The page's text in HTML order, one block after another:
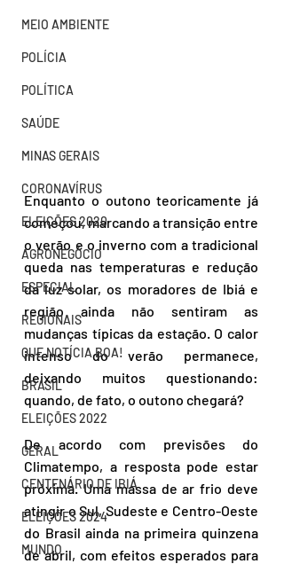
MEIO AMBIENTE
POLÍCIA
POLÍTICA
SAÚDE
MINAS GERAIS
CORONAVÍRUS
ELEIÇÕES 2020
AGRONEGÓCIO
ESPECIAL
REGIONAIS
QUE NOTÍCIA BOA!
BRASIL
ELEIÇÕES 2022
GERAL
CENTENÁRIO DE IBIÁ
ELEIÇÕES 2024
MUNDO
Enquanto o outono teoricamente já
começou, marcando a transição entre
o verão e o inverno com a tradicional
queda nas temperaturas e redução
da luz solar, os moradores de Ibiá e
região ainda não sentiram as
mudanças típicas da estação. O calor
intenso do verão permanece,
deixando muitos questionando:
quando, de fato, o outono chegará?
De acordo com previsões do
Climatempo, a resposta pode estar
próxima. Uma massa de ar frio deve
atingir o Sul, Sudeste e Centro-Oeste
do Brasil ainda na primeira quinzena
de abril, com efeitos esperados para